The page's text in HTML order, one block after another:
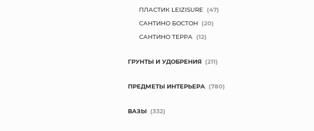
ПЛАСТИК LEIZISURE (47)
САНТИНО БОСТОН (20)
САНТИНО ТЕРРА (12)
ГРУНТЫ И УДОБРЕНИЯ (211)
ПРЕДМЕТЫ ИНТЕРЬЕРА (780)
ВАЗЫ (332)